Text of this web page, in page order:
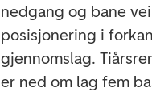
nedgang og bane
posisjonering i
gjennomslag.
er ned om lag fem